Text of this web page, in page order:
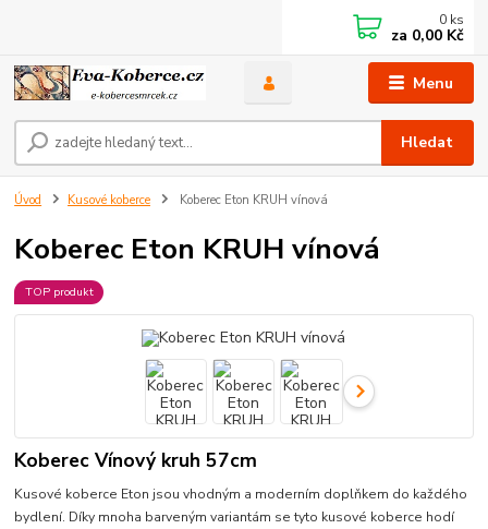
Menu
Hledat
0 ks
za 0,00 Kč
Úvod Kusové koberce Koberec Eton KRUH vínová
Koberec Eton KRUH vínová
TOP produkt
Koberec Vínový kruh 57cm
Kusové koberce Eton jsou vhodným a moderním doplňkem do každého
bydlení. Díky mnoha barveným variantám se tyto kusové koberce hodí